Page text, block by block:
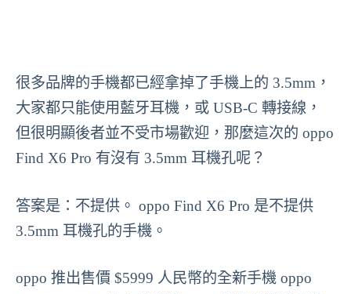
很多品牌的手機都已經拿掉了手機上的 3.5mm，
大家都只能使用藍牙耳機，或 USB-C 轉接線，
但很明顯後者並不受市場歡迎，那麼這次的 oppo
Find X6 Pro 有沒有 3.5mm 耳機孔呢？
答案是：不提供。 oppo Find X6 Pro 是不提供
3.5mm 耳機孔的手機。
oppo 推出售價 $5999 人民幣的全新手機 oppo